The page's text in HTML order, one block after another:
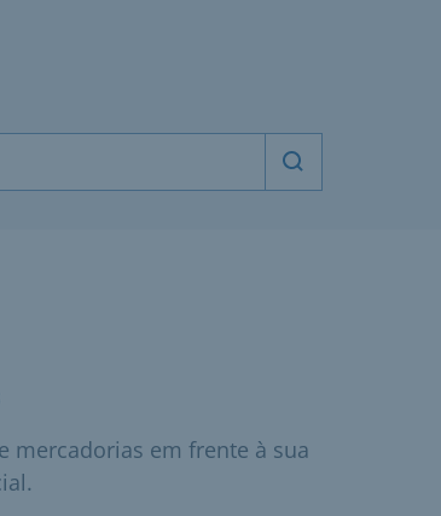
Iniciar pesquisa
mercadorias em frente à sua